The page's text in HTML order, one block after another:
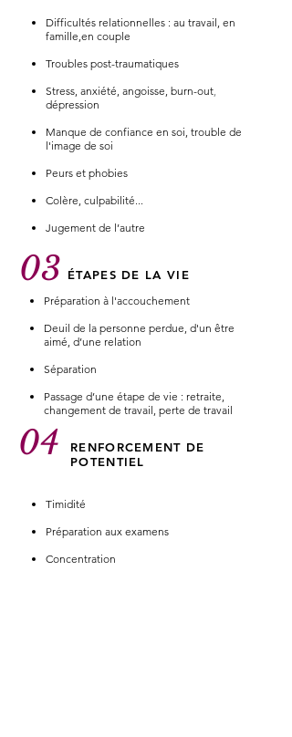
Difficultés relationnelles : au travail, en
famille,en couple
Troubles post-traumatiques
Stress, anxiété, angoisse, burn-out,
dépression
Manque de confiance en soi, trouble de
l'image de soi
Peurs et phobies
Colère, culpabilité...
Jugement de l’autre
03 ÉTAPES DE LA VIE
Préparation à l'accouchement
Deuil de la personne perdue, d'un être
aimé, d’une relation
Séparation
Passage d’une étape de vie : retraite,
changement de travail, perte de travail
04
RENFORCEMENT DE
POTENTIEL
Timidité
Préparation aux examens
Concentration